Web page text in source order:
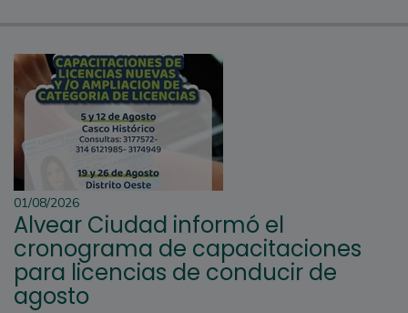
01/08/2026
Alvear Ciudad informó el
cronograma de capacitaciones
para licencias de conducir de
agosto